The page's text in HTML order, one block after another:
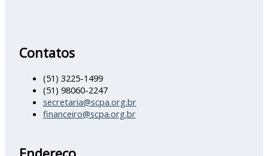
Contatos
(51) 3225-1499
(51) 98060-2247
secretaria@scpa.org.br
financeiro@scpa.org.br